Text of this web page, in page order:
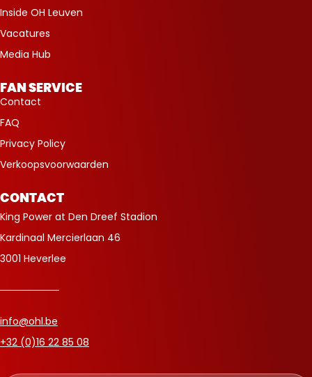
Inside OH Leuven
Vacatures
Media Hub
FAN SERVICE
Contact
FAQ
Privacy Policy
Verkoopsvoorwaarden
CONTACT
King Power at Den Dreef Stadion
Kardinaal Mercierlaan 46
3001 Heverlee
info@ohl.be
+32 (0)16 22 85 08